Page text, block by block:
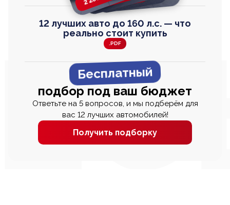
12 лучших авто до 160 л.с. — что
реально стоит купить
.PDF
Бесплатный
подбор под ваш бюджет
Ответьте на 5 вопросов, и мы подберём для
вас 12 лучших автомобилей!
Получить подборку